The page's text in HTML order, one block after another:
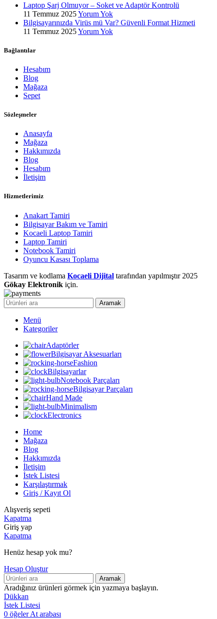
Laptop Şarj Olmuyor – Soket ve Adaptör Kontrolü
11 Temmuz 2025Yorum Yok
Bilgisayarınızda Virüs mü Var? Güvenli Format Hizmeti
11 Temmuz 2025Yorum Yok
Bağlantılar
Hesabım
Blog
Mağaza
Sepet
Sözleşmeler
Anasayfa
Mağaza
Hakkımızda
Blog
Hesabım
İletişim
Hizmetlerimiz
Anakart Tamiri
Bilgisayar Bakım ve Tamiri
Kocaeli Laptop Tamiri
Laptop Tamiri
Notebook Tamiri
Oyuncu Kasası Toplama
Tasarım ve kodlama Kocaeli Dijital tarafından yapılmıştır 2025
Gökay Elektronik için.
Aramak
Menü
Kategoriler
Adaptörler
Bilgisayar Aksesuarları
Fashion
Bilgisayarlar
Notebook Parçaları
Bilgisayar Parçaları
Hand Made
Minimalism
Electronics
Home
Mağaza
Blog
Hakkımızda
İletişim
İstek Listesi
Karşılaştırmak
Giriş / Kayıt Ol
Alışveriş sepeti
Kapatma
Giriş yap
Kapatma
Henüz hesap yok mu?
Hesap Oluştur
Aramak
Aradığınız ürünleri görmek için yazmaya başlayın.
Dükkan
İstek Listesi
0 öğeler At arabası